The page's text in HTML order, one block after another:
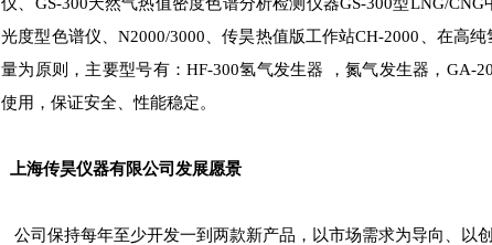
光度型色谱仪、N2000/3000、传昊热值版工作站CH-2000、在高
量为原则，主要型号有：HF-300氢气发生器 ，氮气发生器，GA-
使用，保证安全、性能稳定。
上海传昊仪器有限公司发展愿景
公司保持每年至少开发一到两款新产品，以市场需求为导向、以